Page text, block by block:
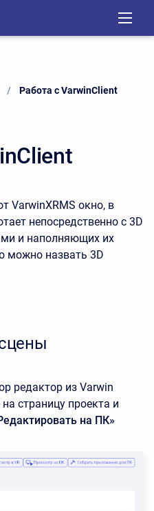
Current:
Работа с VarwinClient
VarwinXRMS окно, в
непосредственно с 3D
и наполняющих их
можно назвать 3D
редактор из Varwin
страницу проекта и
на ПК»